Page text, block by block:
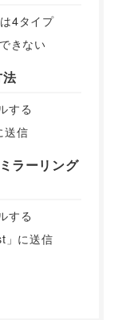
4タイプ
きない
する
送信
ラーリング
する
に送信